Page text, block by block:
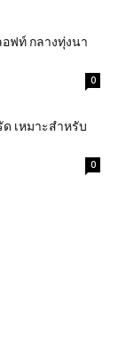
ฟท์ กลางทุ่งนา
0
เหมาะสำหรับ
0